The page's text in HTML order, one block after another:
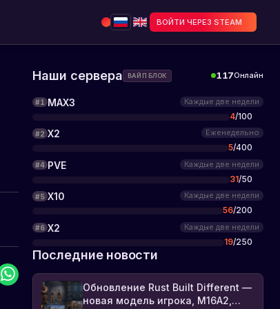
ВОЙТИ ЧЕРЕЗ STEAM
Наши сервера ВАЙП БЛОК 117Онлайн
#1 MAX3 Каждые две недели
4/100
#2 X2 Еженедельно
5/400
#4 PVE Каждые две недели
31/50
#5 X10 Каждые две недели
56/200
#6 X2 Каждые две недели
19/250
Последние новости
Обновление Rust Built Different —
новая модель игрока, M16A2,